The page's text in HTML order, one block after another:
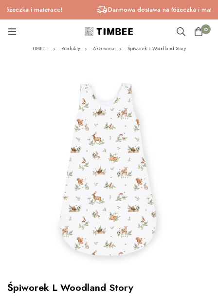
i materace! Darmowa dostawa na łóżeczka i
0
TIMBEE Produkty Akcesoria Śpiworek L Woodland Story
Śpiworek L Woodland Story